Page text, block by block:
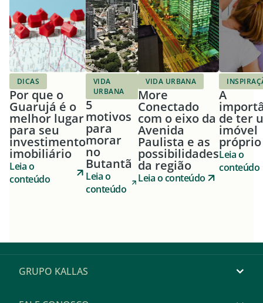
DICAS
Por que o
Guarujá é o
melhor lugar
para seu
investimento
imobiliário
Leia o
conteúdo
VIDA
URBANA
5
motivos
para
morar
no
Butantã
Leia o
conteúdo
VIDA URBANA
More
Conectado
com o eixo da
Avenida
Paulista e as
possibilidades
da região
Leia o conteúdo
A
de ter
imóvel
próprio
Leia o
conteúdo
GRUPO KALLAS